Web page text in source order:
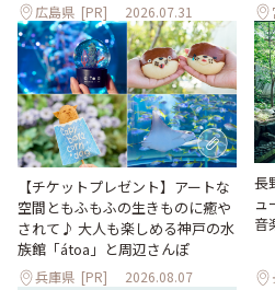
広島県 [PR] 2026.07.31
【チケットプレゼント】アートな
空間ともふもふの生きものに癒や
されて♪ 大人も楽しめる神戸の水
族館「átoa」と周辺さんぽ
兵庫県 [PR] 2026.08.07
長
ュ
音